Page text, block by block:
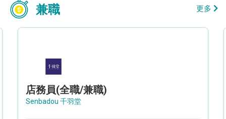
兼職 更多
店務員(全職/兼職)
Senbadou 千羽堂